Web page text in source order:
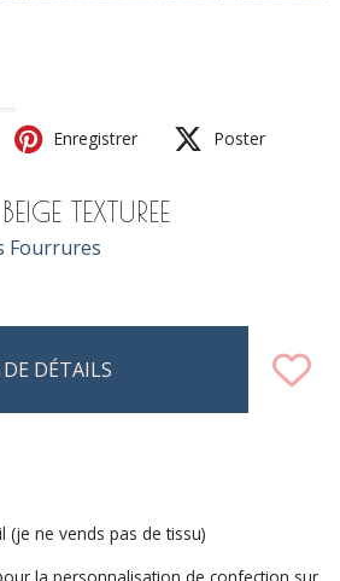
Enregistrer Poster
TEXTUREE
Fourrures
DÉTAILS
(je ne vends pas de tissu)